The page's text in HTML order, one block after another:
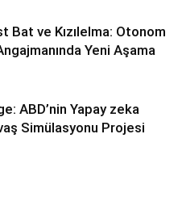
Bat ve Kızılelma: Otonom
Yeni Aşama
ABD’nin Yapay zeka
Simülasyonu Projesi